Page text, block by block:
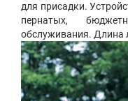
для присадки.
пернатых,
обслуживания. Длина